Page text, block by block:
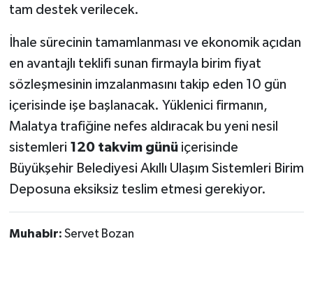
tam destek verilecek.
İhale sürecinin tamamlanması ve ekonomik açıdan
en avantajlı teklifi sunan firmayla birim fiyat
sözleşmesinin imzalanmasını takip eden 10 gün
içerisinde işe başlanacak. Yüklenici firmanın,
Malatya trafiğine nefes aldıracak bu yeni nesil
sistemleri 120 takvim günüiçerisinde
Büyükşehir Belediyesi Akıllı Ulaşım Sistemleri Birim
Deposuna eksiksiz teslim etmesi gerekiyor.
Muhabir: Servet Bozan